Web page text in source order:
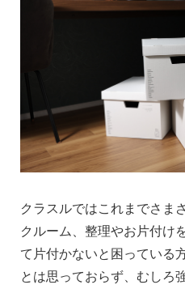
クラスルではこれまでさま
クルーム、整理やお片付け
て片付かないと困っている
とは思っておらず、むしろ